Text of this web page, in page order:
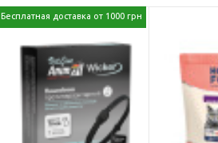
Бесплатная доставка от 1000 грн